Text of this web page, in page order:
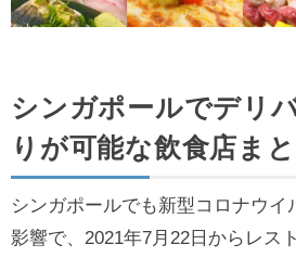
シンガポールでデリ
りが可能な飲食店ま
シンガポールでも新型コロナウイ
影響で、2021年7月22日からレス